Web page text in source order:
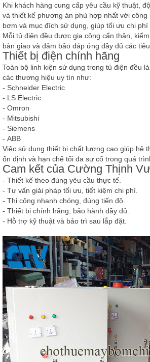
Khi khách hàng cung cấp yêu cầu kỹ thuật,
và thiết kế phương án phù hợp nhất với
bơm và mục đích sử dụng, giúp tối ưu chi phí
Mỗi tủ điện đều được gia công cẩn thận,
bàn giao và đảm bảo đáp ứng đầy đủ các
Thiết bị điện chính hãng
Toàn bộ linh kiện sử dụng trong tủ điện đều
các thương hiệu uy tín như:
- Schneider Electric
- LS Electric
- Omron
- Mitsubishi
- Siemens
- ABB
Việc sử dụng thiết bị chất lượng cao giúp hệ
ổn định và hạn chế tối đa sự cố trong quá
Cam kết của Cường Thịnh
- Thiết kế theo đúng yêu cầu thực tế.
- Tư vấn giải pháp tối ưu, tiết kiệm chi phí.
- Thi công nhanh chóng, đúng tiến độ.
- Thiết bị chính hãng, bảo hành đầy đủ.
- Hỗ trợ kỹ thuật và bảo trì sau lắp đặt.